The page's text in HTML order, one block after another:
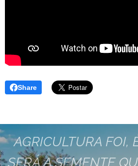
Share
AGRICULTURA FOI,
SERÁ A SEMENTE